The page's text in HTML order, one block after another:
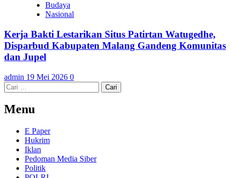
Budaya
Nasional
Kerja Bakti Lestarikan Situs Patirtan Watugedhe,
Disparbud Kabupaten Malang Gandeng Komunitas
dan Jupel
admin 19 Mei 2026 0
Cari
untuk:
Menu
E Paper
Hukrim
Iklan
Pedoman Media Siber
Politik